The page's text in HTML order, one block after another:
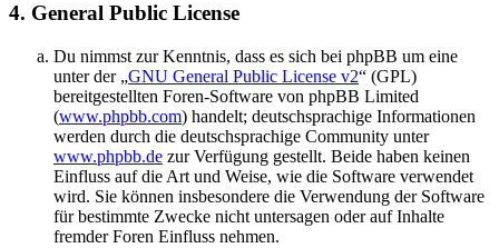
4. General Public License
Du nimmst zur Kenntnis, dass es sich bei phpBB um eine
unter der „GNU General Public License v2“ (GPL)
bereitgestellten Foren-Software von phpBB Limited
(www.phpbb.com) handelt; deutschsprachige Informationen
werden durch die deutschsprachige Community unter
www.phpbb.de zur Verfügung gestellt. Beide haben keinen
Einfluss auf die Art und Weise, wie die Software verwendet
wird. Sie können insbesondere die Verwendung der Software
für bestimmte Zwecke nicht untersagen oder auf Inhalte
fremder Foren Einfluss nehmen.